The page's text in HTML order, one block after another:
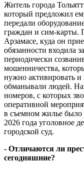
Житель города
который предложил
передали
граждан и сим-карты.
Арзамасе, куда он
обязанности входила
периодически
мошенничества,
нужно активировать
обманывали людей.
номеров, с которых
оперативной
в съемном жилье было
2026 года уголовное
городской суд.
- Отличаются ли
сегодняшние?